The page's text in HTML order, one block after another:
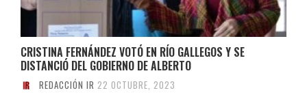
CRISTINA FERNÁNDEZ VOTÓ EN RÍO GALLEGOS Y SE
DISTANCIÓ DEL GOBIERNO DE ALBERTO
REDACCIÓN IR 22 OCTUBRE, 2023